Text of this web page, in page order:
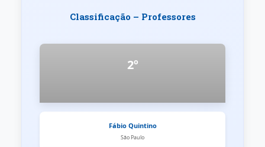
Classificação – Professores
2º
Fábio Quintino
São Paulo